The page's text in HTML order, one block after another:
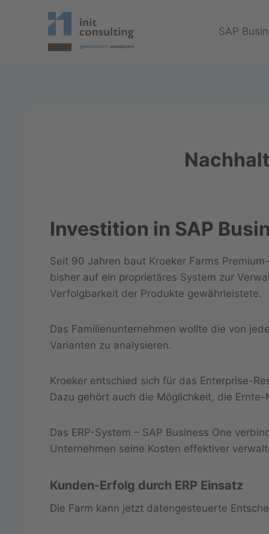
SAP
Investition in SAP
Seit 90 Jahren baut Kroeker Farms
bisher auf ein proprietäres System zur
Verfolgbarkeit der Produkte gewährleistete.
Das Familienunternehmen wollte die von
Varianten zu analysieren.
Kroeker entschied sich für das Enterprise-
Dazu gehört auch die Möglichkeit, die
Das ERP-System – SAP Business One
Unternehmen seine Kosten effektiver
Kunden-Erfolg durch ERP Einsatz
Die Farm kann jetzt datengesteuerte